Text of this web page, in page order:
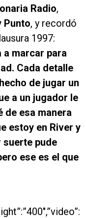
Radio,
Punto, y recordó
1997:
a marcar para
Cada detalle
de jugar un
a un jugador le
de esa manera
estoy en River y
suerte pude
ese es el que